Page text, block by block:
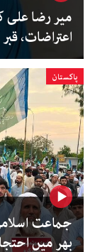
میر رضا علی
اعتراضات،
پاکستان
جماعت
بھر میں